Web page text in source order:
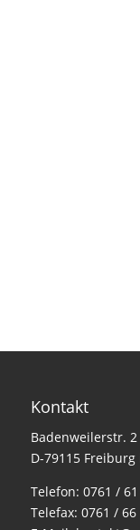
Kontakt
Badenweilerstr. 2
D-79115
Telefon: 0761 /
Telefax: 0761 / 66